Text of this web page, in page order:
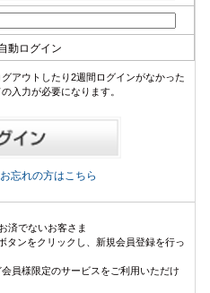
動ログイン
アウトしたり2週間ログインがなかった
入力が必要になります。
忘れの方はこちら
済でないお客さま
タンをクリックし、新規会員登録を行っ
員様限定のサービスをご利用いただけ